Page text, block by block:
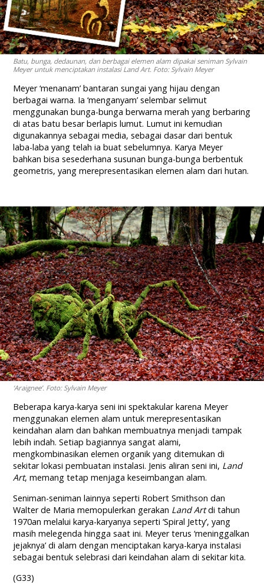
Batu, bunga, dedaunan, dan berbagai elemen alam dipakai seniman Sylvain
Meyer untuk menciptakan instalasi Land Art. Foto: Sylvain Meyer
Meyer ‘menanam’ bantaran sungai yang hijau dengan
berbagai warna. Ia ‘menganyam’ selembar selimut
menggunakan bunga-bunga berwarna merah yang berbaring
di atas batu besar berlapis lumut. Lumut ini kemudian
digunakannya sebagai media, sebagai dasar dari bentuk
laba-laba yang telah ia buat sebelumnya. Karya Meyer
bahkan bisa sesederhana susunan bunga-bunga berbentuk
geometris, yang merepresentasikan elemen alam dari hutan.
‘Araignee’. Foto: Sylvain Meyer
Beberapa karya-karya seni ini spektakular karena Meyer
menggunakan elemen alam untuk merepresentasikan
keindahan alam dan bahkan membuatnya menjadi tampak
lebih indah. Setiap bagiannya sangat alami,
mengkombinasikan elemen organik yang ditemukan di
sekitar lokasi pembuatan instalasi. Jenis aliran seni ini, Land
Art, memang tetap menjaga keseimbangan alam.
Seniman-seniman lainnya seperti Robert Smithson dan
Walter de Maria memopulerkan gerakan Land Artdi tahun
1970an melalui karya-karyanya seperti ‘Spiral Jetty’, yang
masih melegenda hingga saat ini. Meyer terus ‘meninggalkan
jejaknya’ di alam dengan menciptakan karya-karya instalasi
sebagai bentuk selebrasi dari keindahan alam di sekitar kita.
(G33)